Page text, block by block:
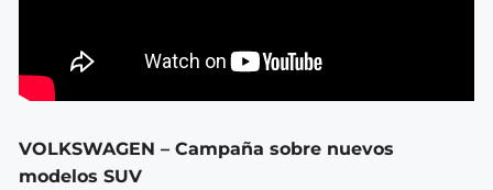
VOLKSWAGEN – Campaña sobre nuevos
modelos SUV